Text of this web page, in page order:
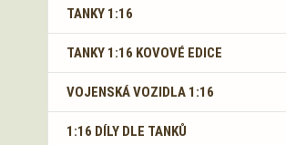
TANKY 1:16
TANKY 1:16 KOVOVÉ EDICE
VOJENSKÁ VOZIDLA 1:16
1:16 DÍLY DLE TANKŮ